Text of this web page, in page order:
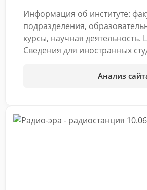
Информация об институте:
подразделения,
курсы, научная
Сведения для иностранных
Анализ